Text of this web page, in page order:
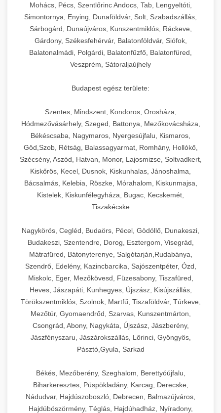
kereskedelmi tésztakeverő
állítható vastagság beállítással.
chef-iparikonyhagepek.hu
professzionális élelmiszer szeletelő
Kereskedelmi vákuumcsomagoló berendezések
élelmiszerek tartósításához. Hosszabbítsa a
szavatossági időt és tartsa meg a termék
frissességét.
🎁 23. Vákuumfóliázó Gép +
Ipari vákuumfóliázó gépek professzionális
Hatékony lezárási és tartósítási megoldások.
chef-iparikonyhagepek.hu
kereskedelmi csomagoló gép
professzionális konyhák számára. Nagy
kapacitású sütő- és főzőberendezés precíz
hőmérséklet-szabályozással.
chef-iparikonyhagepek.hu
kereskedelmi sütősütő
❄️ 25. Ipari Hűtőszekrény +
Professzionális hűtőegységek és hűtőkamrák
kereskedelmi konyhák számára.
Energiahatékony hűtési megoldások nagy
kapacitással.
chef-iparikonyhagepek.hu
💧 26. Ipari Mosogatógép +
Kereskedelmi mosogatóberendezések nagy
forgalmú éttermi műveletekhez. Gyors tisztítási
ciklusok fertőtlenítési képességekkel.
chef-iparikonyhagepek.hu
🧀 27. Ipari Sajtreszelő Gép +
élelmiszer-előkészítéshez. Különböző reszelési
méretek különböző alkalmazásokhoz.
chef-iparikonyhagepek.hu
kereskedelmi sajtreszelő
🍳 28. Nagykonyhai
Berendezések
+
Teljes körű nagykonyhai berendezések és
professzionális vendéglátóipari kellékek.
Minden, ami szükséges éttermi és catering
műveletekhez.
chef-iparikonyhagepek.hu
kereskedelmi konyhai megoldások
Mohács, Pécs, Szentlőrinc Andocs, Tab, Lengyeltóti,
Simontornya, Enying, Dunaföldvár, Solt, Szabadszállás,
Sárbogárd, Dunaújváros, Kunszentmiklós, Ráckeve,
Gárdony, Székesfehérvár, Balatonföldvár, Siófok,
Balatonalmádi, Polgárdi, Balatonfűzfő, Balatonfüred,
Veszprém, Sátoraljaújhely
Budapest egész területe:
Szentes, Mindszent, Kondoros, Orosháza,
Hódmezővásárhely, Szeged, Battonya, Mezőkovácsháza,
Békéscsaba, Nagymaros, Nyergesújfalu, Kismaros,
Göd,Szob, Rétság, Balassagyarmat, Romhány, Hollókő,
Szécsény, Aszód, Hatvan, Monor, Lajosmizse, Soltvadkert,
Kiskőrös, Kecel, Dusnok, Kiskunhalas, Jánoshalma,
Bácsalmás, Kelebia, Röszke, Mórahalom, Kiskunmajsa,
Kistelek, Kiskunfélegyháza, Bugac, Kecskemét,
Tiszakécske
Nagykörös, Cegléd, Budaörs, Pécel, Gödöllő, Dunakeszi,
Budakeszi, Szentendre, Dorog, Esztergom, Visegrád,
Mátrafüred, Bátonyterenye, Salgótarján,Rudabánya,
Szendrő, Edelény, Kazincbarcika, Sajószentpéter, Ózd,
Miskolc, Eger, Mezőkövesd, Füzesabony, Tiszafüred,
Heves, Jászapáti, Kunhegyes, Újszász, Kisújszállás,
Törökszentmiklós, Szolnok, Martfű, Tiszaföldvár, Túrkeve,
Mezőtúr, Gyomaendrőd, Szarvas, Kunszentmárton,
Csongrád, Abony, Nagykáta, Újszász, Jászberény,
Jászfényszaru, Jászárokszállás, Lőrinci, Gyöngyös,
Pásztó,Gyula, Sarkad
Békés, Mezőberény, Szeghalom, Berettyóújfalu,
Biharkeresztes, Püspökladány, Karcag, Derecske,
Nádudvar, Hajdúszoboszló, Debrecen, Balmazújváros,
Hajdúböszörmény, Téglás, Hajdúhadház, Nyíradony,